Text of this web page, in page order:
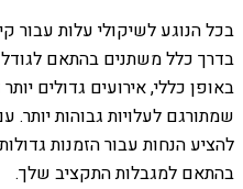
בכל הנוגע לשיקולי עלות עבור
בדרך כלל משתנים בהתאם לגודל
באופן כללי, אירועים גדולים
שמתורגם לעלויות גבוהות יותר.
להציע הנחות עבור הזמנות
בהתאם למגבלות התקציב שלך.